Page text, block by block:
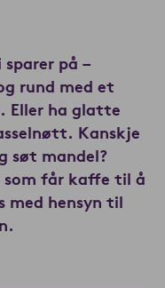
på –
rund med et
Eller ha glatte
Kanskje
søt mandel?
får kaffe til å
med hensyn til